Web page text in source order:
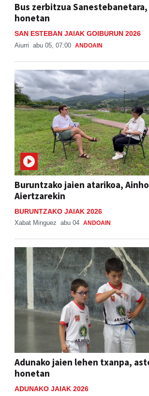
Bus zerbitzua
honetan
SAN ESTEBAN JAIAK GOIBURUN 2026
Aiurri abu 05, 07:00 ANDOAIN
Buruntzako jaien atarikoa,
Aiertzarekin
BURUNTZAKO JAIAK 2026
Xabat Minguez abu 04 ANDOAIN
Adunako jaien lehen txanpa,
honetan
ADUNAKO JAIAK 2026